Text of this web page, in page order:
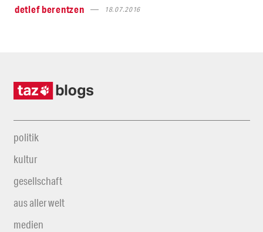
detlef berentzen
18.07.2016
politik
kultur
gesellschaft
aus aller welt
medien